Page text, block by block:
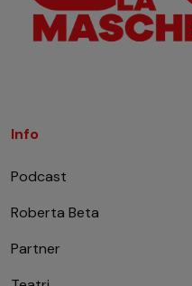
Info
Podcast
Roberta Beta
Partner